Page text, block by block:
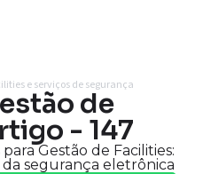
e serviços de segurança
de
- 147
Gestão de Facilities:
segurança eletrônica